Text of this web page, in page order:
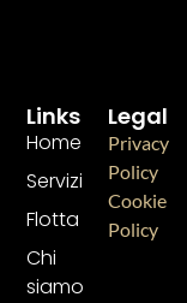
Links
Home
Servizi
Flotta
Chi
siamo
Legal
Privacy
Policy
Cookie
Policy